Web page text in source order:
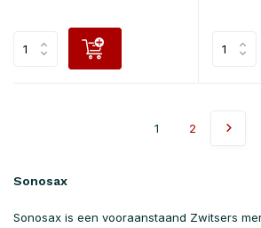
1 2
Sonosax
Sonosax is een vooraanstaand Zwitsers